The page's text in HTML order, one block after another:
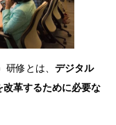
修とは、 デジタル
革するために必要な